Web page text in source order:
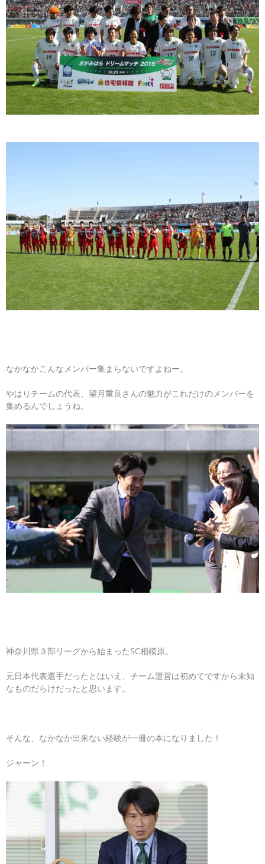
なかなかこんなメンバー集まらないですよねー。
やはりチームの代表、望月重良さんの魅力がこれだけのメンバーを
集めるんでしょうね。
神奈川県３部リーグから始まったSC相模原。
元日本代表選手だったとはいえ、チーム運営は初めてですから未知
なものだらけだったと思います。
そんな、なかなか出来ない経験が一冊の本になりました！
ジャーン！